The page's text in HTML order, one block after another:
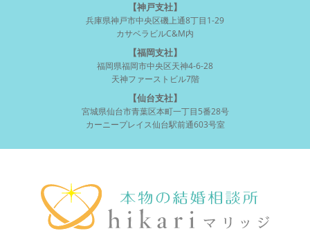
【神戸支社】
兵庫県神戸市中央区磯上通8丁目1-29
カサベラビルC&M内
【福岡支社】
福岡県福岡市中央区天神4-6-28
天神ファーストビル7階
【仙台支社】
宮城県仙台市青葉区本町一丁目5番28号
カーニープレイス仙台駅前通603号室